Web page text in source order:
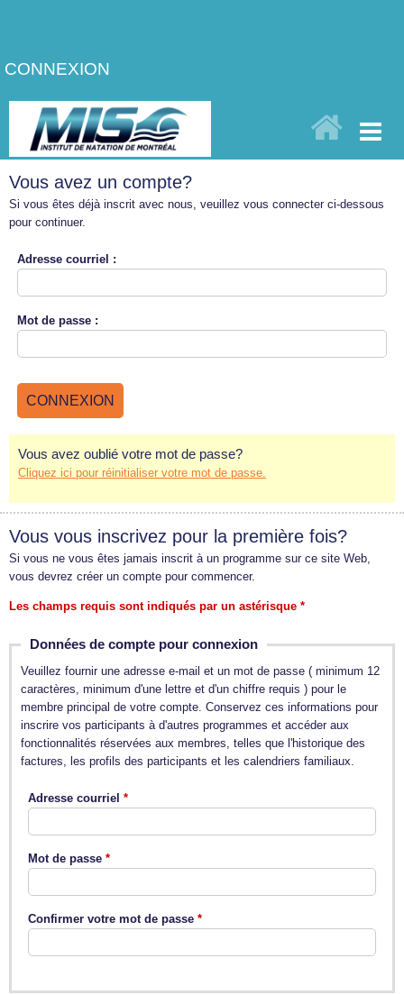
CONNEXION
Vous avez un compte?
Si vous êtes déjà inscrit avec nous, veuillez vous connecter ci-dessous
pour continuer.
Adresse courriel :
Mot de passe :
Vous avez oublié votre mot de passe?
Cliquez ici pour réinitialiser votre mot de passe.
Vous vous inscrivez pour la première fois?
Si vous ne vous êtes jamais inscrit à un programme sur ce site Web,
vous devrez créer un compte pour commencer.
Les champs requis sont indiqués par un astérisque *
Données de compte pour connexion
Veuillez fournir une adresse e-mail et un mot de passe ( minimum 12
caractères, minimum d'une lettre et d'un chiffre requis ) pour le
membre principal de votre compte. Conservez ces informations pour
inscrire vos participants à d'autres programmes et accéder aux
fonctionnalités réservées aux membres, telles que l'historique des
factures, les profils des participants et les calendriers familiaux.
Adresse courriel
Mot de passe
Confirmer votre mot de passe